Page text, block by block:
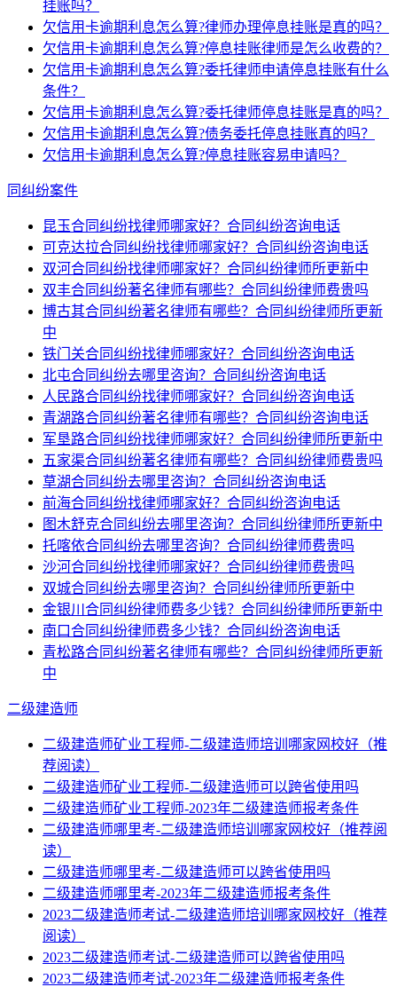
挂账吗？
欠信用卡逾期利息怎么算?律师办理停息挂账是真的吗？
欠信用卡逾期利息怎么算?停息挂账律师是怎么收费的？
欠信用卡逾期利息怎么算?委托律师申请停息挂账有什么
条件？
欠信用卡逾期利息怎么算?委托律师停息挂账是真的吗？
欠信用卡逾期利息怎么算?债务委托停息挂账真的吗？
欠信用卡逾期利息怎么算?停息挂账容易申请吗？
同纠纷案件
昆玉合同纠纷找律师哪家好？合同纠纷咨询电话
可克达拉合同纠纷找律师哪家好？合同纠纷咨询电话
双河合同纠纷找律师哪家好？合同纠纷律师所更新中
双丰合同纠纷著名律师有哪些？合同纠纷律师费贵吗
博古其合同纠纷著名律师有哪些？合同纠纷律师所更新
中
铁门关合同纠纷找律师哪家好？合同纠纷咨询电话
北屯合同纠纷去哪里咨询？合同纠纷咨询电话
人民路合同纠纷找律师哪家好？合同纠纷咨询电话
青湖路合同纠纷著名律师有哪些？合同纠纷咨询电话
军垦路合同纠纷找律师哪家好？合同纠纷律师所更新中
五家渠合同纠纷著名律师有哪些？合同纠纷律师费贵吗
草湖合同纠纷去哪里咨询？合同纠纷咨询电话
前海合同纠纷找律师哪家好？合同纠纷咨询电话
图木舒克合同纠纷去哪里咨询？合同纠纷律师所更新中
托喀依合同纠纷去哪里咨询？合同纠纷律师费贵吗
沙河合同纠纷找律师哪家好？合同纠纷律师费贵吗
双城合同纠纷去哪里咨询？合同纠纷律师所更新中
金银川合同纠纷律师费多少钱？合同纠纷律师所更新中
南口合同纠纷律师费多少钱？合同纠纷咨询电话
青松路合同纠纷著名律师有哪些？合同纠纷律师所更新
中
二级建造师
二级建造师矿业工程师-二级建造师培训哪家网校好（推
荐阅读）
二级建造师矿业工程师-二级建造师可以跨省使用吗
二级建造师矿业工程师-2023年二级建造师报考条件
二级建造师哪里考-二级建造师培训哪家网校好（推荐阅
读）
二级建造师哪里考-二级建造师可以跨省使用吗
二级建造师哪里考-2023年二级建造师报考条件
2023二级建造师考试-二级建造师培训哪家网校好（推荐
阅读）
2023二级建造师考试-二级建造师可以跨省使用吗
2023二级建造师考试-2023年二级建造师报考条件